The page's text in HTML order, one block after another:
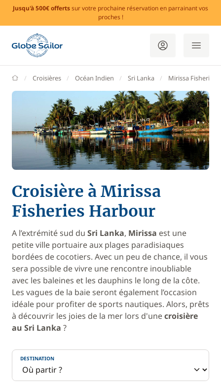
Jusqu'à 500€ offertssur votre prochaine réservation en parrainant vos
proches !
GlobeSailor
Croisières Océan Indien Sri Lanka Mirissa Fisheries
Croisière à Mirissa
Fisheries Harbour
A l’extrémité sud du Sri Lanka, Mirissa est une
petite ville portuaire aux plages paradisiaques
bordées de cocotiers. Avec un peu de chance, il vous
sera possible de vivre une rencontre inoubliable
avec les baleines et les dauphins le long de la côte.
Les vagues de la baie seront également l’occasion
idéale pour profiter de sports nautiques. Alors, prêts
à découvrir les joies de la mer lors d'unecroisière
au Sri Lanka ?
DESTINATION